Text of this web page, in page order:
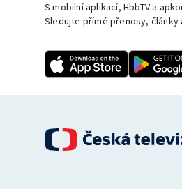
S mobilní aplikací, HbbTV a
Sledujte přímé přenosy,